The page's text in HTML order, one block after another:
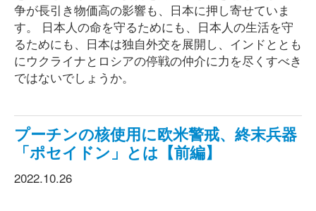
争が長引き物価高の影響も、日本に押し寄せていま
す。 日本人の命を守るためにも、日本人の生活を守
るためにも、日本は独自外交を展開し、インドととも
にウクライナとロシアの停戦の仲介に力を尽くすべき
ではないでしょうか。
プーチンの核使用に欧米警戒、終末兵器
「ポセイドン」とは【前編】
2022.10.26